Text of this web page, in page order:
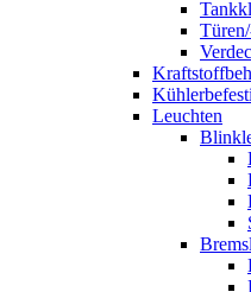
Leuchten